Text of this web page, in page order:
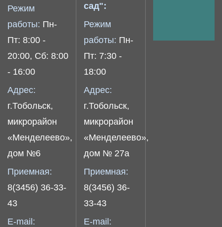
Режим
работы: Пн-
Пт: 8:00 -
20:00, Сб: 8:00
- 16:00
Адрес:
г.Тобольск,
микрорайон
«Менделеево»,
дом №6
Приемная:
8(3456) 36-33-
43
E-mail:
сад":
Режим
работы: Пн-
Пт: 7:30 -
18:00
Адрес:
г.Тобольск,
микрорайон
«Менделеево»,
дом № 27а
Приемная:
8(3456) 36-
33-43
E-mail: